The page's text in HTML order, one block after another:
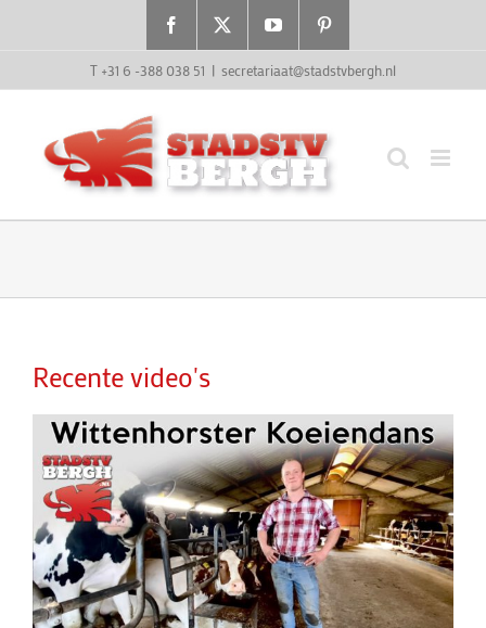
Facebook YouTube
T +31 6 -388 038 51 | secretariaat@stadstvbergh.nl
Recente video's